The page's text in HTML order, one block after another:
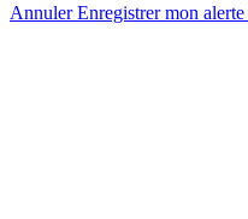
AnnulerEnregistrer mon alerte